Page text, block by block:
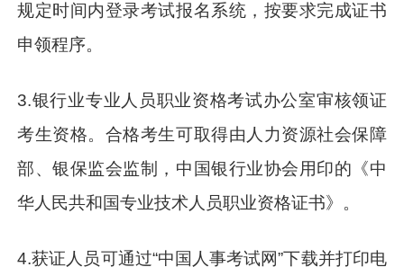
规定时间内登录考试报名系统，按要求完成证书
申领程序。
3.银行业专业人员职业资格考试办公室审核领证
考生资格。合格考生可取得由人力资源社会保障
部、银保监会监制，中国银行业协会用印的《中
华人民共和国专业技术人员职业资格证书》。
4.获证人员可通过“中国人事考试网”下载并打印电